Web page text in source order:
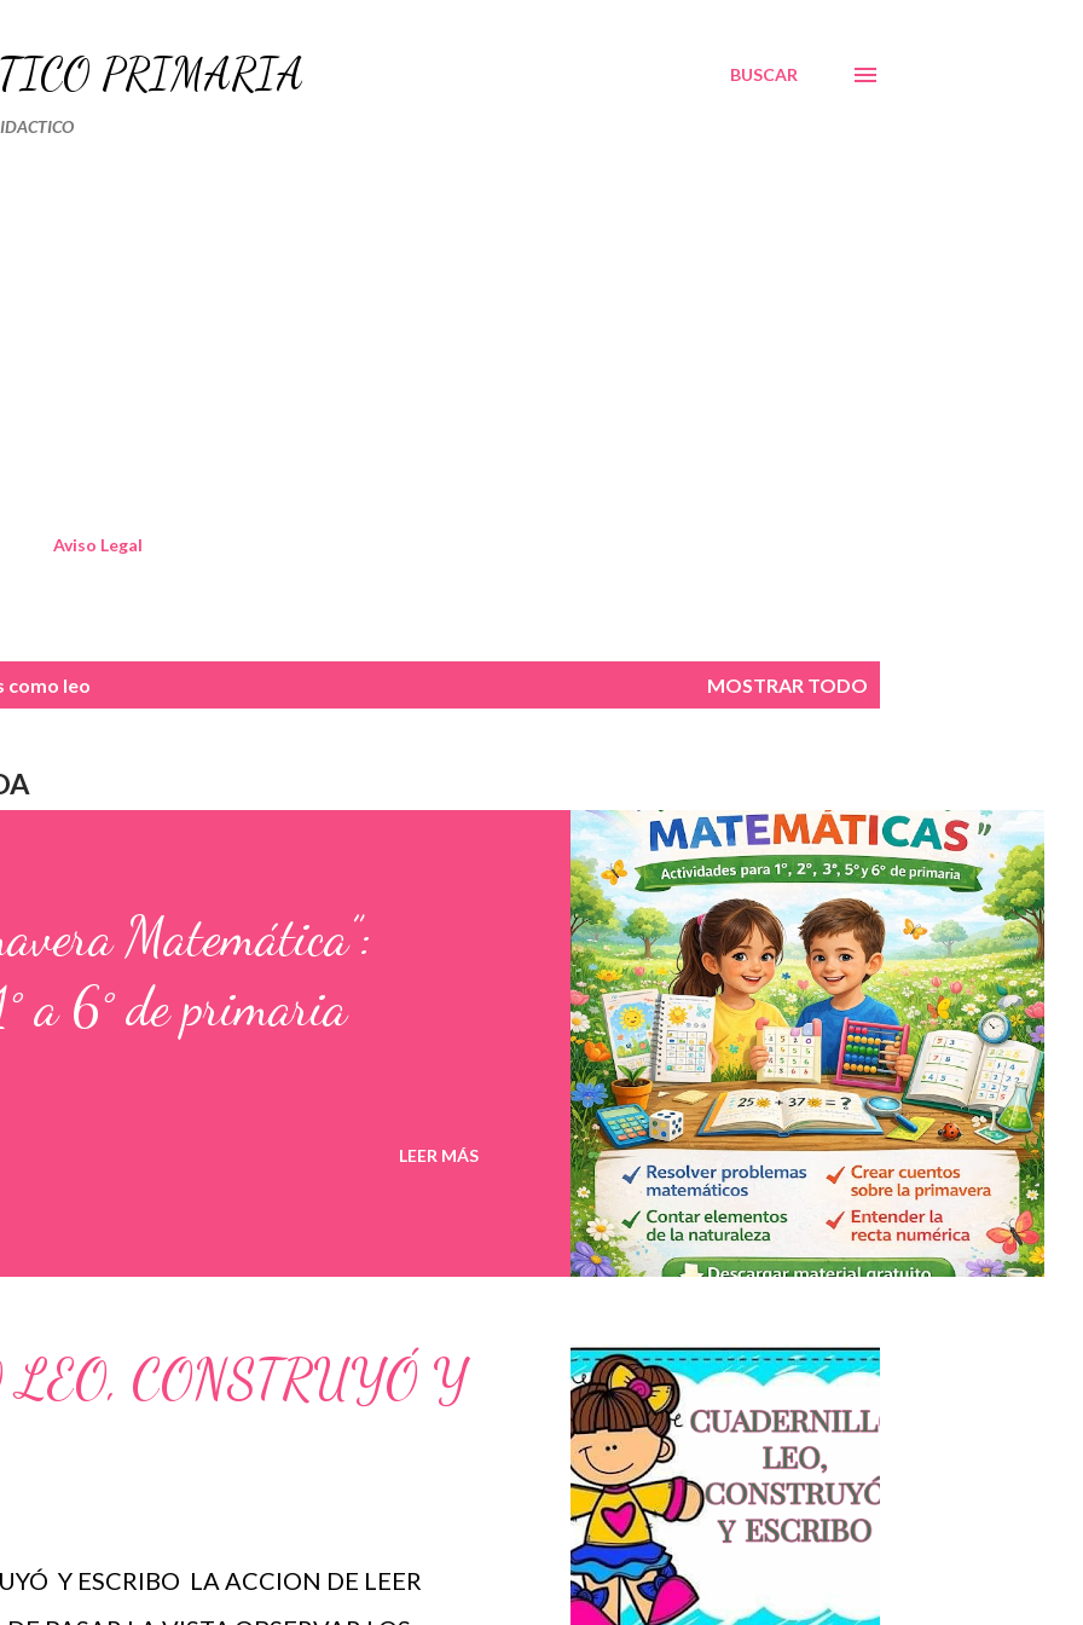
PRIMARIA BUSCAR
Aviso Legal
como leo MOSTRAR TODO
Matemática”:
a 6° de primaria
LEER MÁS
CONSTRUYÓ Y
Y ESCRIBO LA ACCION DE LEER